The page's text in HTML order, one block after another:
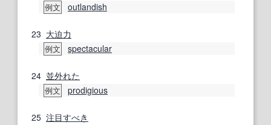
例文 outlandish
23 大迫力
例文 spectacular
24 並外れた
例文 prodigious
25 注目すべき